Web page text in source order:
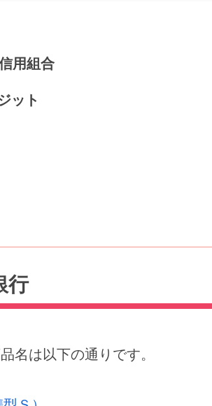
用組合
ット
行
名は以下の通りです。